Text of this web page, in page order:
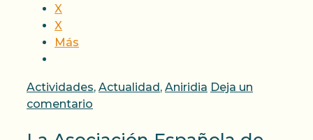
X
X
Más
Categorías
Actividades, Actualidad , Aniridia Deja un
comentario